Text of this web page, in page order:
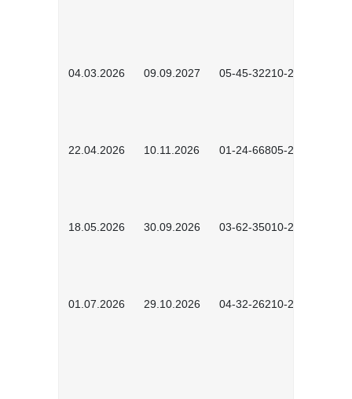
04.03.2026 09.09.2027 05-45-32210-2601
22.04.2026 10.11.2026 01-24-66805-2601
18.05.2026 30.09.2026 03-62-35010-2502
01.07.2026 29.10.2026 04-32-26210-2601